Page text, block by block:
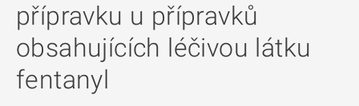
přípravku u přípravků
obsahujících léčivou látku
fentanyl